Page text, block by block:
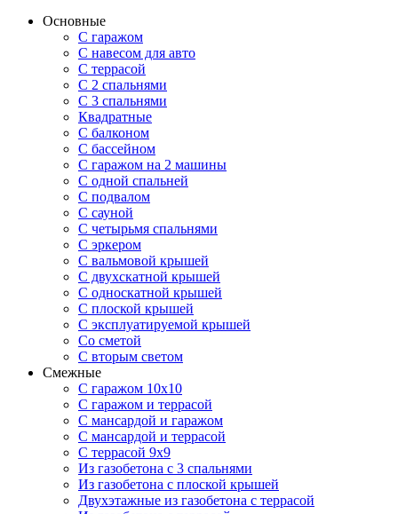
Основные
С гаражом
С навесом для авто
С террасой
С 2 спальнями
С 3 спальнями
Квадратные
С балконом
С бассейном
С гаражом на 2 машины
С одной спальней
С подвалом
С сауной
С четырьмя спальнями
С эркером
С вальмовой крышей
С двухскатной крышей
С односкатной крышей
С плоской крышей
С эксплуатируемой крышей
Со сметой
С вторым светом
Смежные
С гаражом 10х10
С гаражом и террасой
С мансардой и гаражом
С мансардой и террасой
С террасой 9х9
Из газобетона с 3 спальнями
Из газобетона с плоской крышей
Двухэтажные из газобетона с террасой